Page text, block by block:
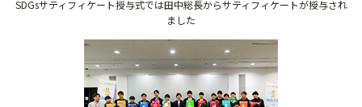
SDGsサティフィケート授与式では田中総長からサティフィケートが授与され
ました